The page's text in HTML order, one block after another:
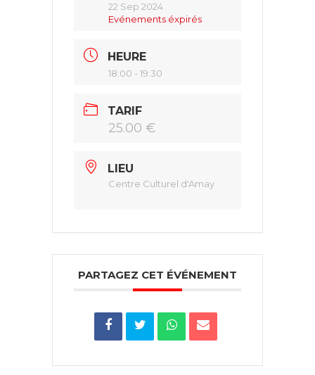
22 Sep 2024
Evénements éxpirés
HEURE
18:00 - 19:30
TARIF
25.00 €
LIEU
Centre Culturel d'Amay
PARTAGEZ CET ÉVÉNEMENT